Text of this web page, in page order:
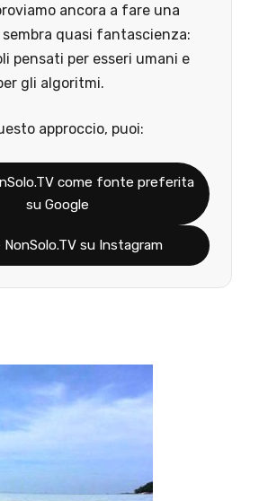
ancora a fare una
quasi fantascienza:
pensati per esseri umani e
gli algoritmi.
approccio, puoi:
come fonte preferita
su Google
NonSolo.TV su Instagram